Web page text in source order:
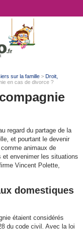
sur la famille> Droit,
en cas de divorce ?
regard du partage de la
et pourtant le devenir
animaux de
et envenimer les situations
Vincent Polette,
domestiques
étaient considérés
du code civil. Avec la loi